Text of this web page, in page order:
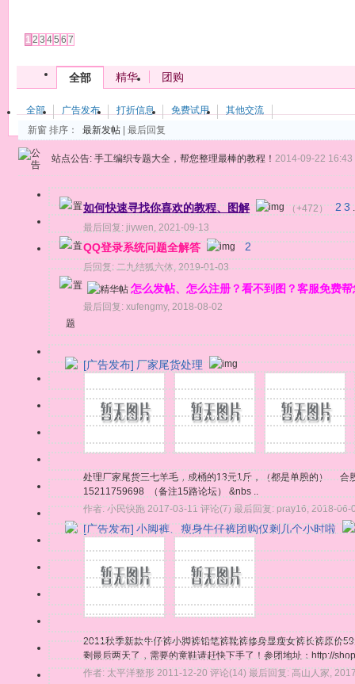
1 2 3 45 6 7
全部 精华 团购
全部 广告发布 打折信息 免费试用
其他交流
新窗 排序： 最新发帖 | 最后回复
站点公告: 手工编织专题大全，帮您整理最棒的教程！ 2014-09-22 16:43
如何快速寻找你喜欢的教程、图解 （+472） 23
最后回复: jiywen 2021-09-13
QQ登录系统问题全解答 2
后回复:二九结狐六体,2019-01-03
怎么发帖、怎么注册？看不到图？客服免费
最后回复: xufengmy, 2018-08-02
题
[广告发布] 厂家尾货处理
处理厂家尾货三七羊毛，成桶的13元1斤，（都是单股的）
15211759698 （备注15路论坛） &nbs ..
作者:小民快跑 2017-03-11 评论(7) 最后回复:pray16,2018-06-
[广告发布] 小脚裤、瘦身牛仔裤团购仅剩几个小时啦
2011秋季新款牛仔裤小脚裤铅笔裤靴裤修身显瘦女裤长裤原价
剩最后两天了，需要的童鞋请赶快下手了！参团地址：http://
作者:太平洋整形 2011-12-20 评论(14) 最后回复:高山人家,